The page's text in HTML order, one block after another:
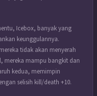
Icebox, banyak yang
keunggulannya.
tidak akan menyerah
mereka mampu bangkit dan
kedua, memimpin
selisih kill/death +10.